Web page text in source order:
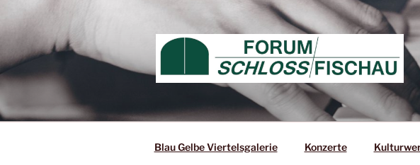
Blau Gelbe Viertelsgalerie Konzerte